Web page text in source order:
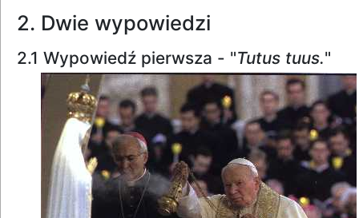
2. Dwie wypowiedzi
2.1 Wypowiedź pierwsza - "Tutus tuus."